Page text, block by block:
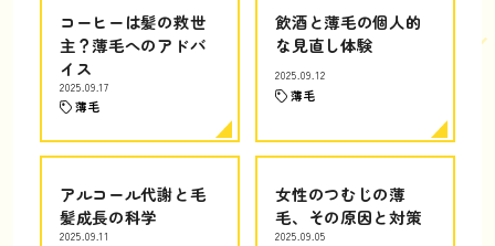
コーヒーは髪の救世
主？薄毛へのアドバ
イス
2025.09.17
薄毛
飲酒と薄毛の個人的
な見直し体験
2025.09.12
薄毛
アルコール代謝と毛
髪成長の科学
2025.09.11
女性のつむじの薄
毛、その原因と対策
2025.09.05